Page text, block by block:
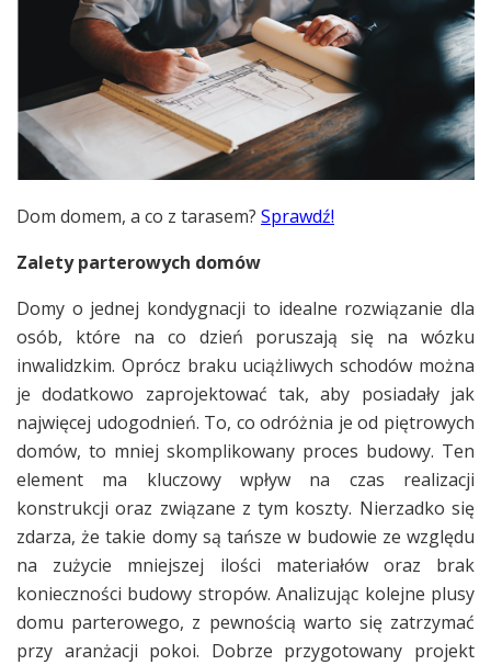
Dom domem, a co z tarasem? Sprawdź!
Zalety parterowych domów
Domy o jednej kondygnacji to idealne rozwiązanie dla
osób, które na co dzień poruszają się na wózku
inwalidzkim. Oprócz braku uciążliwych schodów można
je dodatkowo zaprojektować tak, aby posiadały jak
najwięcej udogodnień. To, co odróżnia je od piętrowych
domów, to mniej skomplikowany proces budowy. Ten
element ma kluczowy wpływ na czas realizacji
konstrukcji oraz związane z tym koszty. Nierzadko się
zdarza, że takie domy są tańsze w budowie ze względu
na zużycie mniejszej ilości materiałów oraz brak
konieczności budowy stropów. Analizując kolejne plusy
domu parterowego, z pewnością warto się zatrzymać
przy aranżacji pokoi. Dobrze przygotowany projekt